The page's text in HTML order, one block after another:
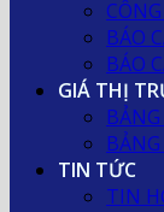
BÁO
BÁO
GIÁ THỊ
TIN TỨC
TIN